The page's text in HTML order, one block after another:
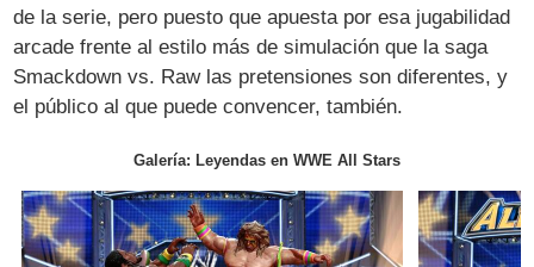
de la serie, pero puesto que apuesta por esa jugabilidad
arcade frente al estilo más de simulación que la saga
Smackdown vs. Raw las pretensiones son diferentes, y
el público al que puede convencer, también.
Galería: Leyendas en WWE All Stars